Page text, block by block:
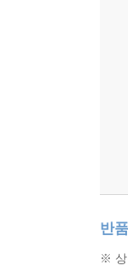
반
※ 상